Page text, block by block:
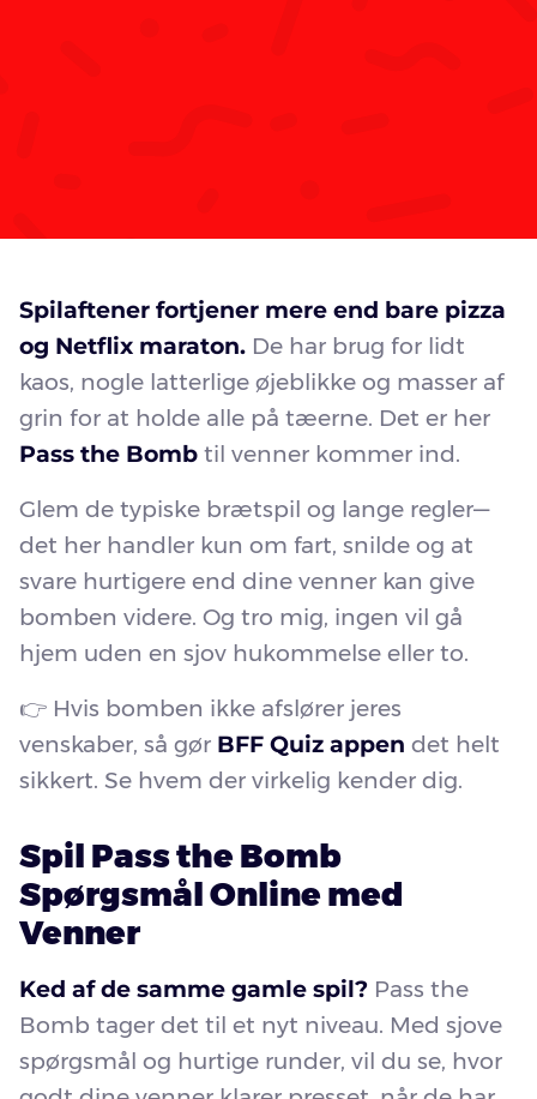
Spilaftener fortjener mere end bare pizza
og Netflix maraton. De har brug for lidt
kaos, nogle latterlige øjeblikke og masser af
grin for at holde alle på tæerne. Det er her
Pass the Bomb til venner kommer ind.
Glem de typiske brætspil og lange regler—
det her handler kun om fart, snilde og at
svare hurtigere end dine venner kan give
bomben videre. Og tro mig, ingen vil gå
hjem uden en sjov hukommelse eller to.
👉 Hvis bomben ikke afslører jeres
venskaber, så gør BFF Quiz appen det helt
sikkert. Se hvem der virkelig kender dig.
Spil Pass the Bomb
Spørgsmål Online med
Venner
Ked af de samme gamle spil? Pass the
Bomb tager det til et nyt niveau. Med sjove
spørgsmål og hurtige runder, vil du se, hvor